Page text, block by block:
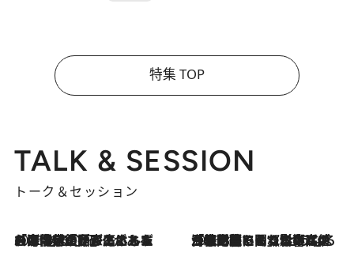
特集 TOP
TALK & SESSION
トーク＆セッション
2026.8.3
「今後値上げがあるとすれば…」「リスクがあるのは今年の冬」エネルギー専門家が語る、ホルムズ海峡封鎖が家庭にもたらす“ある心配” 2026.8.3
「住宅建てられない…」「サーチャージ料の高値が続いている」ホルムズ海峡封鎖による影響はいつまで続く？《エネルギー専門家に聞く“どうなる日本の暮らし”》